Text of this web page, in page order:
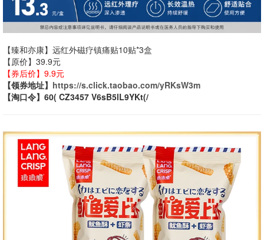
【臻和亦康】远红外磁疗镇痛贴10贴*3盒
【原价】39.9元
【券后价】9.9元
【领券地址】 https://s.click.taobao.com/yRKsW3m
【淘口令】60( CZ3457 V6sB5lL9YKt(/